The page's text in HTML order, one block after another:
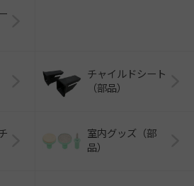
チャイルドシート
（部品）
室内グッズ（部
品）